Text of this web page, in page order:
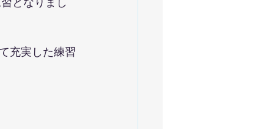
充実した練習